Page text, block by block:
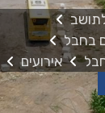
בחבל
אירועים